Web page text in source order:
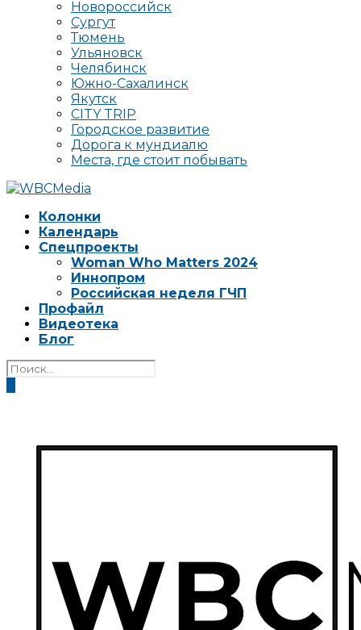
Новороссийск
Сургут
Тюмень
Ульяновск
Челябинск
Южно-Сахалинск
Якутск
CITY TRIP
Городское развитие
Дорога к мундиалю
Места, где стоит побывать
Колонки
Календарь
Спецпроекты
Woman Who Matters 2024
Иннопром
Российская неделя ГЧП
Профайл
Видеотека
Блог